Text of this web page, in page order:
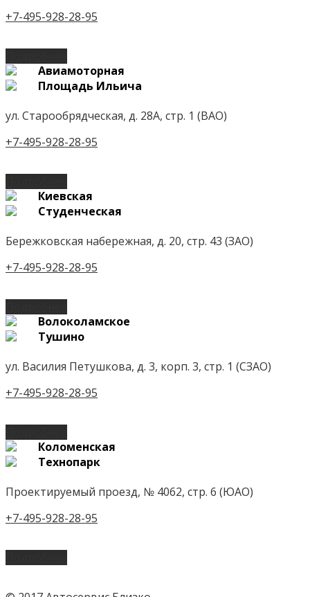
+7-495-928-28-95
Авиамоторная
Площадь Ильича
ул. Старообрядческая, д. 28А, стр. 1 (ВАО)
+7-495-928-28-95
Киевская
Студенческая
Бережковская набережная, д. 20, стр. 43 (ЗАО)
+7-495-928-28-95
Волоколамское
Тушино
ул. Василия Петушкова, д. 3, корп. 3, стр. 1 (СЗАО)
+7-495-928-28-95
Коломенская
Технопарк
Проектируемый проезд, № 4062, стр. 6 (ЮАО)
+7-495-928-28-95